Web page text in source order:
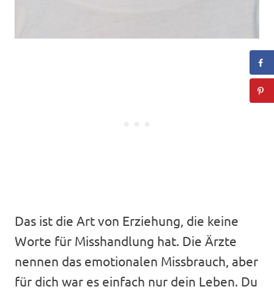
Das ist die Art von Erziehung, die keine
Worte für Misshandlung hat. Die Ärzte
nennen das emotionalen Missbrauch, aber
für dich war es einfach nur dein Leben. Du